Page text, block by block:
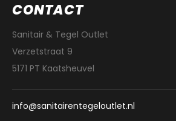
CONTACT
Sanitair & Tegel Outlet
Verzetstraat 9
5171 PT Kaatsheuvel
info@sanitairentegeloutlet.nl